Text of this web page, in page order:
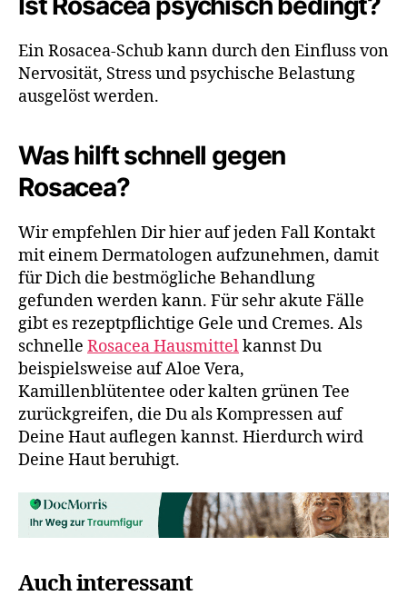
Ein Rosacea-Schub kann durch den Einfluss von
Nervosität, Stress und psychische Belastung
ausgelöst werden.
Was hilft schnell gegen
Rosacea?
Wir empfehlen Dir hier auf jeden Fall Kontakt
mit einem Dermatologen aufzunehmen, damit
für Dich die bestmögliche Behandlung
gefunden werden kann. Für sehr akute Fälle
gibt es rezeptpflichtige Gele und Cremes. Als
schnelle Rosacea Hausmittelkannst Du
beispielsweise auf Aloe Vera,
Kamillenblütentee oder kalten grünen Tee
zurückgreifen, die Du als Kompressen auf
Deine Haut auflegen kannst. Hierdurch wird
Deine Haut beruhigt.
Auch interessant